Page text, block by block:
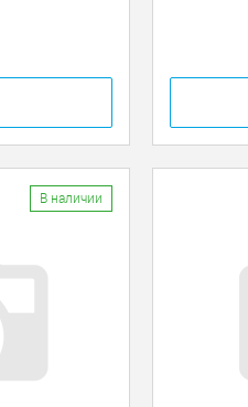
В наличии